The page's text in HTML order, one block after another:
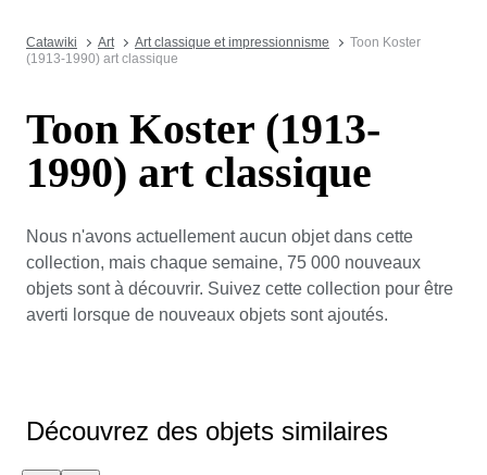
Catawiki Art Art classique et impressionnisme
Toon Koster
(1913-1990) art classique
Toon Koster (1913-
1990) art classique
Nous n'avons actuellement aucun objet dans cette
collection, mais chaque semaine, 75 000 nouveaux
objets sont à découvrir. Suivez cette collection pour être
averti lorsque de nouveaux objets sont ajoutés.
Découvrez des objets similaires